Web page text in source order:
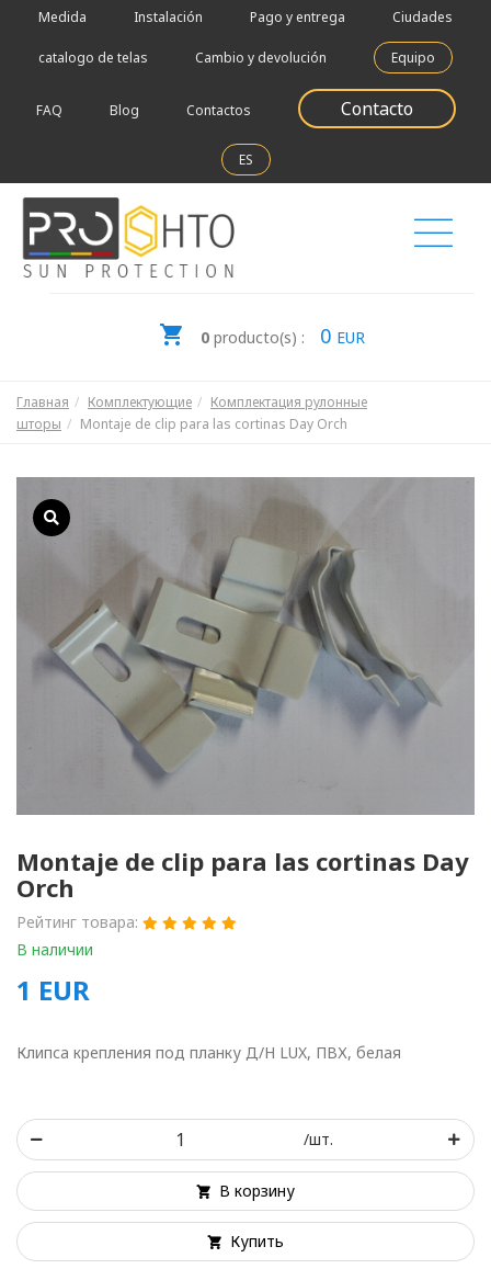
Medida Instalación Pago y entrega Ciudades
catalogo de telas Cambio y devolución Equipo
FAQ Blog Contactos Contacto
ES
0 producto(s) : 0 EUR
Главная Комплектующие
Комплектация рулонные
шторы
Montaje de clip para las cortinas Day Orch
Montaje de clip para las cortinas Day
Orch
Рейтинг товара:
В наличии
1 EUR
Клипса крепления под планку Д/Н LUX, ПВХ, белая
/шт.
В корзину
Купить